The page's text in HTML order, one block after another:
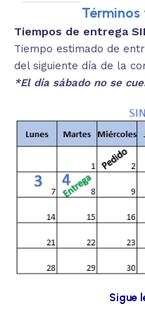
Tiempos de entrega
Tiempo estimado de
del siguiente día de la
*El día sábado no se
Sigue